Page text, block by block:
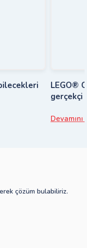
LEGO®
gerçekçi
Devamını
çözüm bulabiliriz.